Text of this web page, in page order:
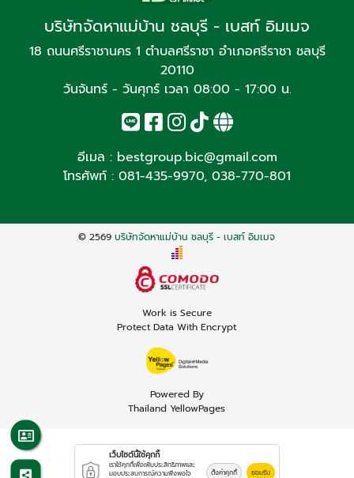
บริษัทจัดหาแม่บ้าน ชลบุรี - เบสท์ อิมเมจ
18 ถนนศรีราชานคร 1 ตำบลศรีราชา อำเภอศรีราชา ชลบุรี
20110
วันจันทร์ - วันศุกร์ เวลา 08:00 - 17:00 น.
อีเมล : bestgroup.bic@gmail.com
โทรศัพท์ : 081-435-9970, 038-770-801
© 2569บริษัทจัดหาแม่บ้าน ชลบุรี - เบสท์ อิมเมจ
Work is Secure
Protect Data With Encrypt
Powered By
Thailand YellowPages
เว็บไซต์นี้ใช้คุกกี้
เราใช้คุกกี้เพื่อเพิ่มประสิทธิภาพและ
มอบประสบการณ์ความพึงพอใจ
ตั้งค่าคุกกี้ ยอมรับ